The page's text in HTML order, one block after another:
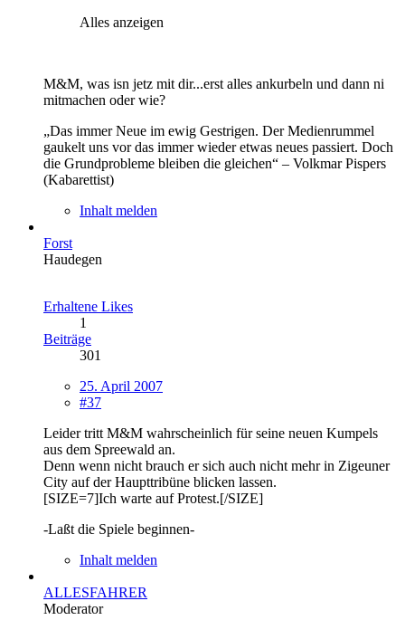
Alles anzeigen
M&M, was isn jetz mit dir...erst alles ankurbeln und dann ni
mitmachen oder wie?
„Das immer Neue im ewig Gestrigen. Der Medienrummel
gaukelt uns vor das immer wieder etwas neues passiert. Doch
die Grundprobleme bleiben die gleichen“ – Volkmar Pispers
(Kabarettist)
Inhalt melden
Forst
Haudegen
Erhaltene Likes
1
Beiträge
301
25. April 2007
#37
Leider tritt M&M wahrscheinlich für seine neuen Kumpels
aus dem Spreewald an.
Denn wenn nicht brauch er sich auch nicht mehr in Zigeuner
City auf der Haupttribüne blicken lassen.
[SIZE=7]Ich warte auf Protest.[/SIZE]
-Laßt die Spiele beginnen-
Inhalt melden
ALLESFAHRER
Moderator